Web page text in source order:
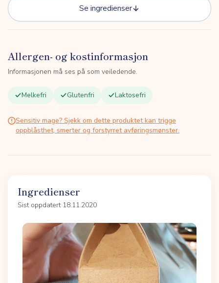
Se ingredienser
Allergen- og kostinformasjon
Informasjonen må ses på som veiledende.
Melkefri Glutenfri Laktosefri
Sensitiv mage? Sjekk om dette produktet kan trigge
oppblåsthet, smerter og forstyrret avføringsmønster.
Ingredienser
Sist oppdatert 18.11.2020